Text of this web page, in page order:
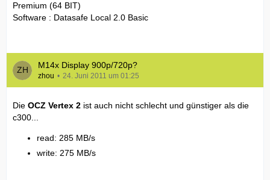
Premium (64 BIT)
Software : Datasafe Local 2.0 Basic
M14x Display 900p/720p?
zhou 24. Juni 2011 um 01:25
Die OCZ Vertex 2 ist auch nicht schlecht und günstiger als die
c300...
read: 285 MB/s
write: 275 MB/s